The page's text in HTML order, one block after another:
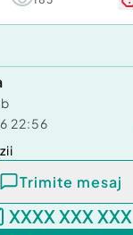
22:56
Trimite mesaj
XXXX XXX XXX